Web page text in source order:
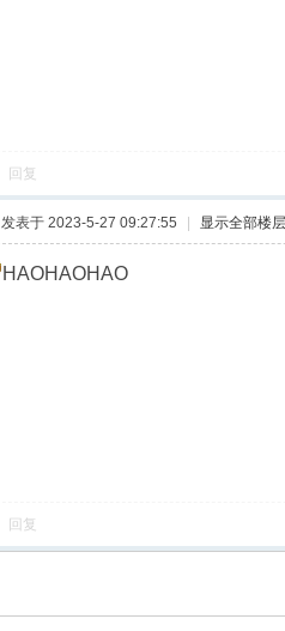
回复
发表于 2023-5-27 09:27:55 显示全部楼层
HAOHAOHAO
回复